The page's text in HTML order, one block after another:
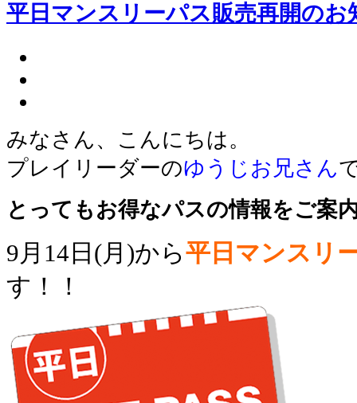
平日マンスリーパス販売再開のお
みなさん、こんにちは。
プレイリーダーのゆうじお兄さん
とってもお得なパスの情報をご案
9月14日(月)から平日マンスリ
す！！